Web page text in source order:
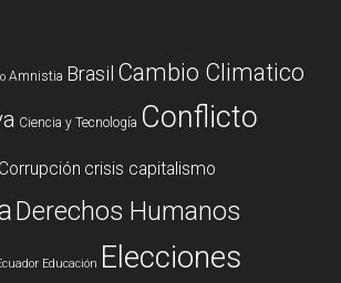
Amnistia Brasil Cambio Climatico
Ciencia y Tecnología Conflicto
Corrupción crisis capitalismo
Derechos Humanos
Educación Elecciones